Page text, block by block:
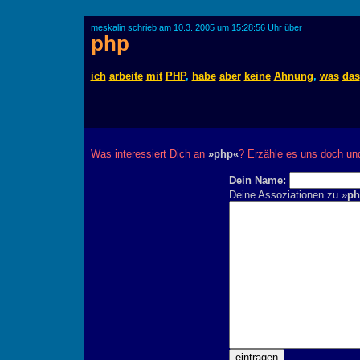
meskalin schrieb am 10.3. 2005 um 15:28:56 Uhr über
php
ich arbeite mit PHP, habe aber keine Ahnung, was das
Was interessiert Dich an »php«? Erzähle es uns doch
Dein Name:
Deine Assoziationen zu »